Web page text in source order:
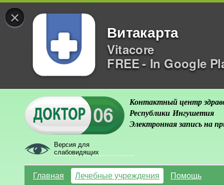
×
Витакарта
Vitacore
FREE - In Google
Версия для
слабовидящих
Контактный центр
Республики Ингушетия
Электронная запись на
Главная Лечебные учреждения Помощь